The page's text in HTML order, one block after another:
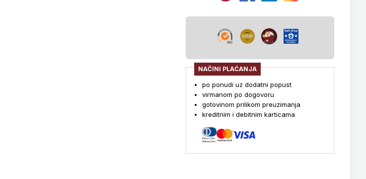
NAČINI PLAĆANJA
po ponudi uz dodatni popust
virmanom po dogovoru
gotovinom prilikom preuzimanja
kreditnim i debitnim karticama